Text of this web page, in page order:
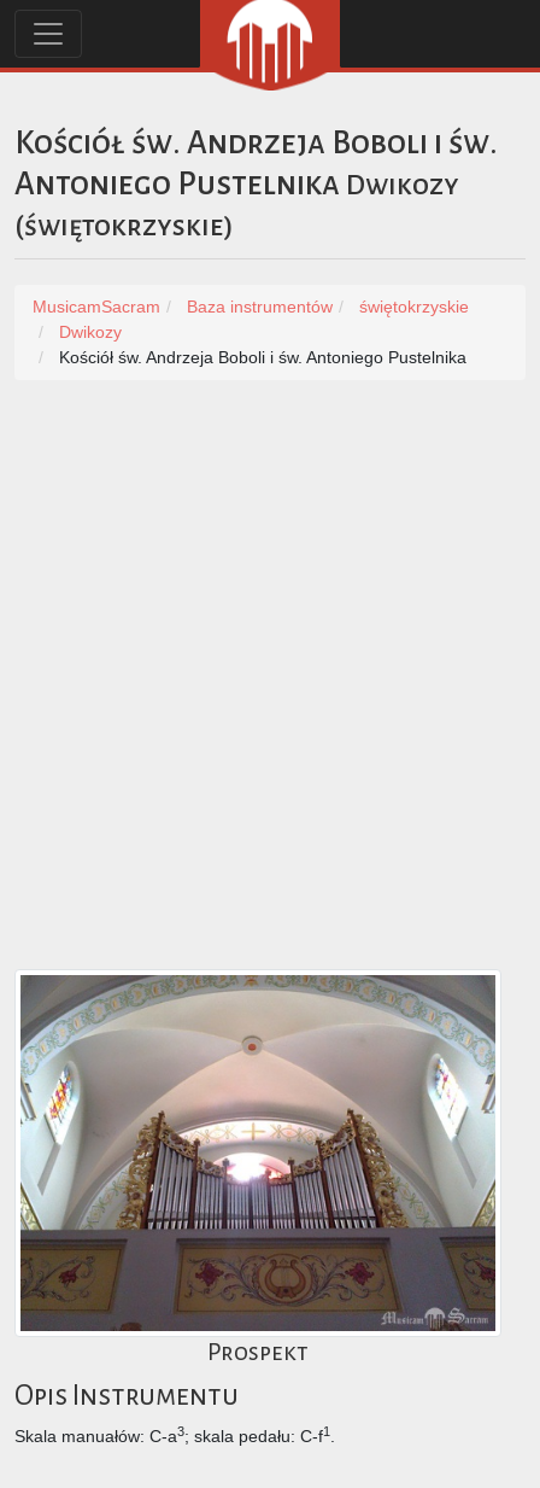
Kościół św. Andrzeja Boboli i św.
Antoniego Pustelnika Dwikozy
(świętokrzyskie)
MusicamSacram Baza instrumentów
świętokrzyskie
Dwikozy
Kościół św. Andrzeja Boboli i św. Antoniego Pustelnika
Prospekt
Opis Instrumentu
Skala manuałów: C-a3; skala pedału: C-f1